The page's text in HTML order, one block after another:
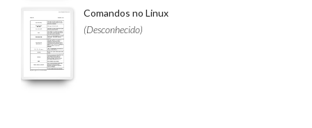
Comandos no Linux
(Desconhecido)